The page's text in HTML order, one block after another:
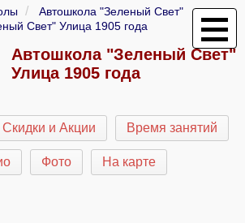
Автошкола "Зеленый Свет"
Свет" Улица 1905 года
Автошкола "Зеленый Свет"
Улица 1905 года
Скидки и Акции Время занятий
Фото На карте